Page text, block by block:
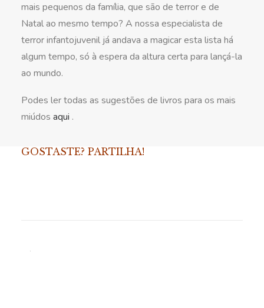
mais pequenos da família, que são de terror e de
Natal ao mesmo tempo? A nossa especialista de
terror infantojuvenil já andava a magicar esta lista há
algum tempo, só à espera da altura certa para lançá-la
ao mundo.
Podes ler todas as sugestões de livros para os mais
miúdos aqui .
GOSTASTE? PARTILHA!